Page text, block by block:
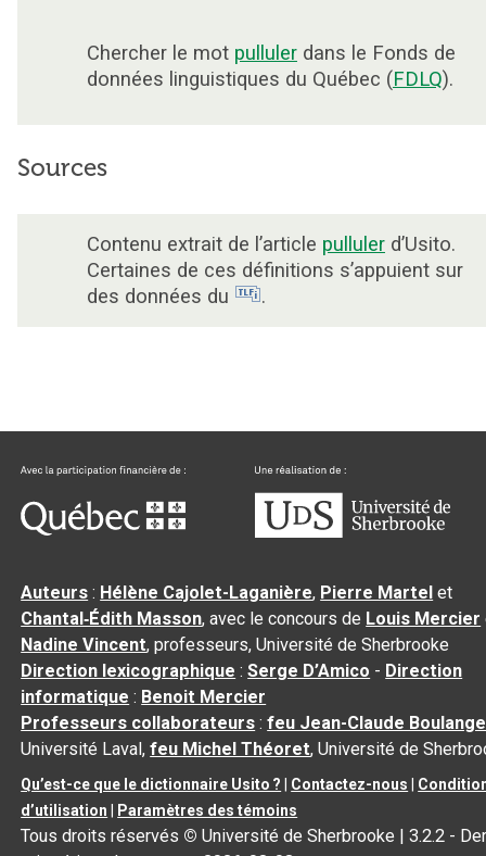
Chercher le mot pulluler dans le Fonds de
données linguistiques du Québec (FDLQ).
Sources
Contenu extrait de l’article pulluler d’Usito.
Certaines de ces définitions s’appuient sur
des données du
.
Auteurs : Hélène Cajolet-Laganière, Pierre Martel et
Chantal‑Édith Masson, avec le concours de Louis Mercier
Nadine Vincent, professeurs, Université de Sherbrooke
Direction lexicographique :Serge D’Amico - Direction
informatique : Benoit Mercier
Professeurs collaborateurs :feu Jean-Claude
Université Laval,feu Michel Théoret, Université de
Qu’est-ce que le dictionnaire Usito ? Contactez-nous
d’utilisation
Paramètres des témoins
Tous droits réservés © Université de Sherbrooke |3.2.2 -